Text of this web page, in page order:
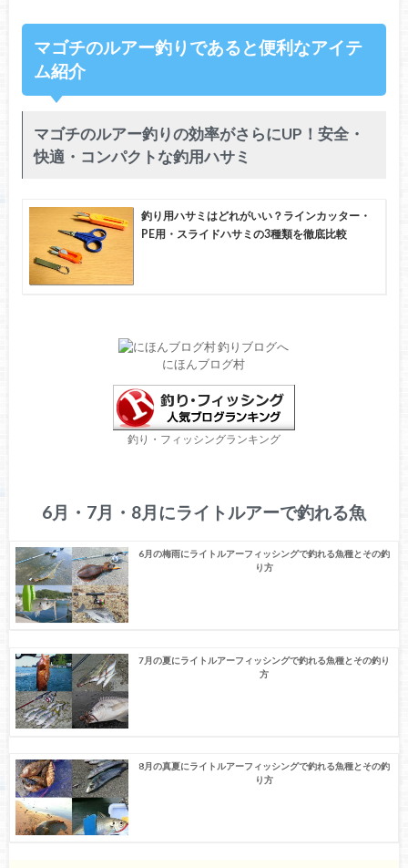
マゴチのルアー釣りであると便利なアイテ
ム紹介
マゴチのルアー釣りの効率がさらにUP！安全・
快適・コンパクトな釣用ハサミ
釣り用ハサミはどれがいい？ラインカッター・
PE用・スライドハサミの3種類を徹底比較
にほんブログ村
釣り・フィッシングランキング
6月・7月・8月にライトルアーで釣れる魚
6月の梅雨にライトルアーフィッシングで釣れる魚種とその釣
り方
7月の夏にライトルアーフィッシングで釣れる魚種とその釣り
方
8月の真夏にライトルアーフィッシングで釣れる魚種とその釣
り方